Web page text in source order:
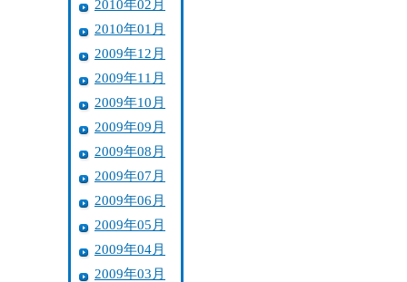
2010年02月
2010年01月
2009年12月
2009年11月
2009年10月
2009年09月
2009年08月
2009年07月
2009年06月
2009年05月
2009年04月
2009年03月